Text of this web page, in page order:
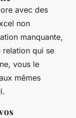
avec des
non
manquante,
relation qui se
vous le
mêmes